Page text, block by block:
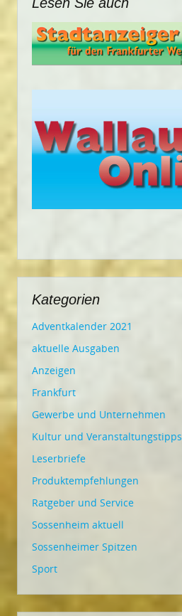
Kategorien
Adventkalender 2021
aktuelle Ausgaben
Anzeigen
Frankfurt
Gewerbe und Unternehmen
Kultur und Veranstaltungstipps
Leserbriefe
Produktempfehlungen
Ratgeber und Service
Sossenheim aktuell
Sossenheimer Spitzen
Sport